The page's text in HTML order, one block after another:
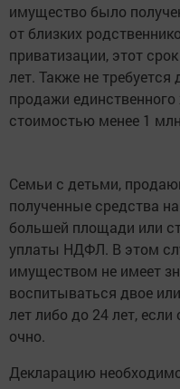
имущество было
от близких
приватизации, этот
лет. Также не
продажи
стоимостью менее 1
Семьи с детьми,
полученные средства
большей площади или
уплаты НДФЛ. В этом
имуществом не имеет
воспитываться двое
лет либо до 24 лет,
очно.
Декларацию